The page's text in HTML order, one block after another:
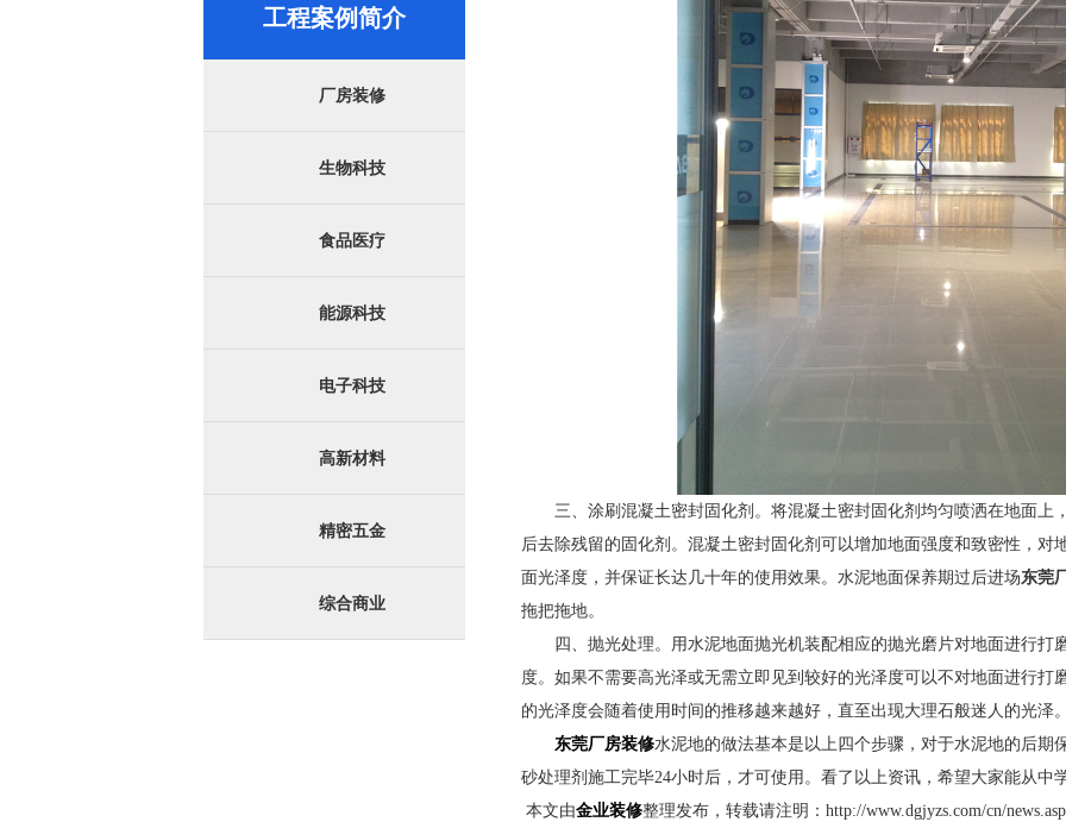
工程案例简介
厂房装修
生物科技
食品医疗
能源科技
电子科技
高新材料
精密五金
综合商业
三、涂刷混凝土密封固化剂。将混凝土密封固化剂均匀喷洒在地面上
后去除残留的固化剂。混凝土密封固化剂可以增加地面强度和致密性，对
面光泽度，并保证长达几十年的使用效果。水泥地面保养期过后进场东莞
拖把拖地。
四、抛光处理。用水泥地面抛光机装配相应的抛光磨片对地面进行打
度。如果不需要高光泽或无需立即见到较好的光泽度可以不对地面进行打
的光泽度会随着使用时间的推移越来越好，直至出现大理石般迷人的光泽
东莞厂房装修水泥地的做法基本是以上四个步骤，对于水泥地的后期
砂处理剂施工完毕24小时后，才可使用。看了以上资讯，希望大家能从中
本文由金业装修整理发布，转载请注明： http://www.dgjyzs.com/cn/